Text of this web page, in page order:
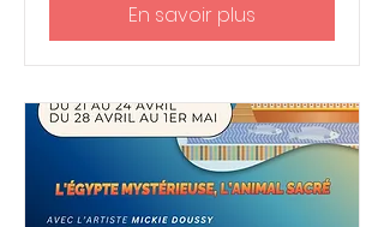
En savoir plus